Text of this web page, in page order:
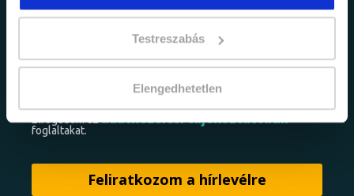
Testreszabás
Elengedhetetlen
Elfogadom azadatkezelési tájékoztatóban
foglaltakat.